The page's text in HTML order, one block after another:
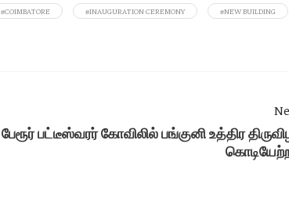
#COIMBATORE #INAUGURATION CEREMONY
#NEW BUILDING
பேரூர் பட்டீஸ்வரர் கோவிலில் பங்குனி உத்திர